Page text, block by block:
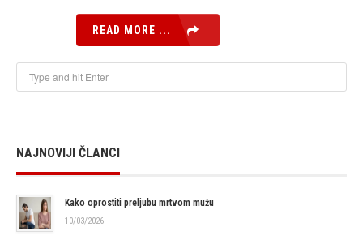
READ MORE ...
NAJNOVIJI ČLANCI
Kako oprostiti preljubu mrtvom mužu
10/03/2026